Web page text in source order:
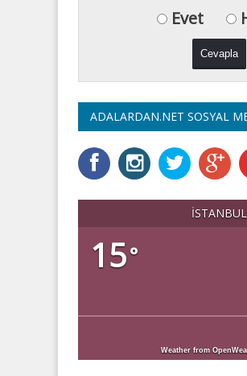
Evet
ADALARDAN.NET SOSYAL
İSTANBUL
15°
Weather from